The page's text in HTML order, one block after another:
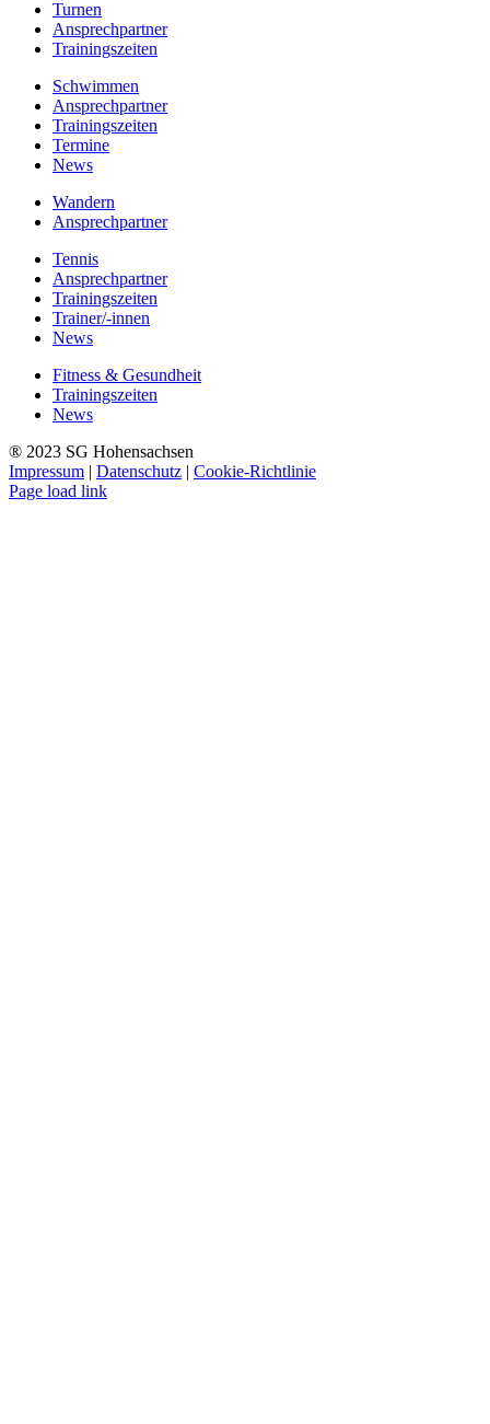
Turnen
Ansprechpartner
Trainingszeiten
Schwimmen
Ansprechpartner
Trainingszeiten
Termine
News
Wandern
Ansprechpartner
Tennis
Ansprechpartner
Trainingszeiten
Trainer/-innen
News
Fitness & Gesundheit
Trainingszeiten
News
® 2023 SG Hohensachsen
Impressum | Datenschutz | Cookie-Richtlinie
Page load link